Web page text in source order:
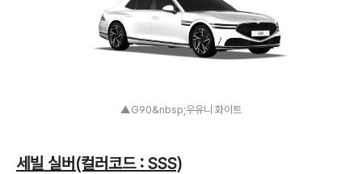
▲G90&nbsp;우유니 화이트
세빌 실버(컬러코드 : SSS)